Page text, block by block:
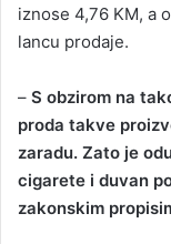
iznose 4,76 KM, a
lancu prodaje.
– S obzirom na
proda takve
zaradu. Zato je
cigarete i duvan
zakonskim